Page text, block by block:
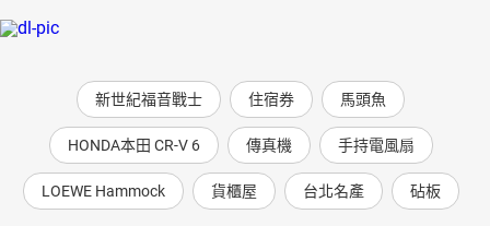
新世紀福音戰士 住宿券 馬頭魚
HONDA本田 CR-V 6 傳真機 手持電風扇
LOEWE Hammock 貨櫃屋 台北名產 砧板